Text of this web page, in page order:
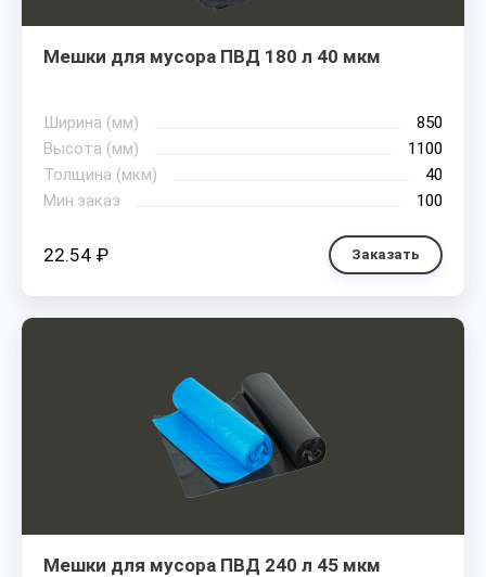
Мешки для мусора ПВД 180 л 40 мкм
Ширина (мм)
850
Высота (мм)
1100
Толщина (мкм)
40
Мин.заказ
100
22.54 ₽ Заказать
Мешки для мусора ПВД 240 л 45 мкм